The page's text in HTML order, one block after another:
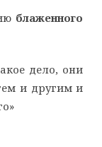
блаженного
дело, они
и другим и